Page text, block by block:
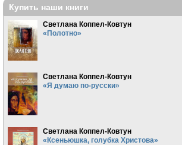
Купить наши книги
Светлана Коппел-Ковтун
«Полотно»
Светлана Коппел-Ковтун
«Я думаю по-русски»
Светлана Коппел-Ковтун
«Ксеньюшка, голубка Христова»